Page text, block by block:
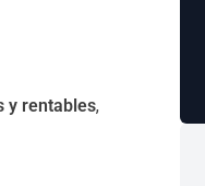
y rentables,